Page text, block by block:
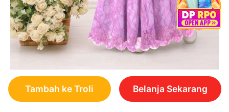
Tambah ke Troli Belanja Sekarang